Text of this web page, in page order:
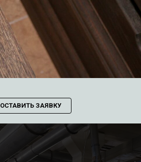
ОСТАВИТЬ ЗАЯВКУ